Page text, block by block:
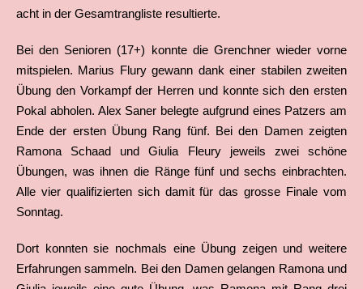
acht in der Gesamtrangliste resultierte.
Bei den Senioren (17+) konnte die Grenchner wieder vorne
mitspielen. Marius Flury gewann dank einer stabilen zweiten
Übung den Vorkampf der Herren und konnte sich den ersten
Pokal abholen. Alex Saner belegte aufgrund eines Patzers am
Ende der ersten Übung Rang fünf. Bei den Damen zeigten
Ramona Schaad und Giulia Fleury jeweils zwei schöne
Übungen, was ihnen die Ränge fünf und sechs einbrachten.
Alle vier qualifizierten sich damit für das grosse Finale vom
Sonntag.
Dort konnten sie nochmals eine Übung zeigen und weitere
Erfahrungen sammeln. Bei den Damen gelangen Ramona und